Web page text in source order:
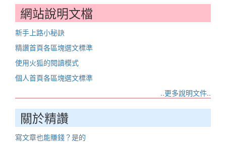
網站說明文檔
新手上路小秘訣
精讚首頁各區塊選文標準
使用火狐的閱讀模式
個人首頁各區塊選文標準
..更多說明文件..
關於精讚
寫文章也能賺錢？是的